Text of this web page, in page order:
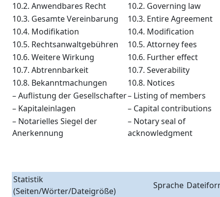
10.2. Anwendbares Recht
10.2. Governing law
10.3. Gesamte Vereinbarung
10.3. Entire Agreement
10.4. Modifikation
10.4. Modification
10.5. Rechtsanwaltgebühren
10.5. Attorney fees
10.6. Weitere Wirkung
10.6. Further effect
10.7. Abtrennbarkeit
10.7. Severability
10.8. Bekanntmachungen
10.8. Notices
– Auflistung der Gesellschafter– Listing of members
– Kapitaleinlagen
– Capital contributions
– Notarielles Siegel der
Anerkennung
– Notary seal of
acknowledgment
Statistik
(Seiten/Wörter/Dateigröße)
Sprache